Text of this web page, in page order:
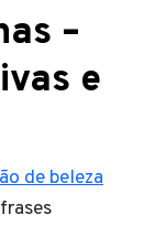
–
e
de beleza